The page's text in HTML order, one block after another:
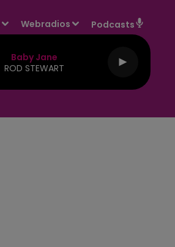
Webradios Podcasts
Baby Jane
ROD STEWART